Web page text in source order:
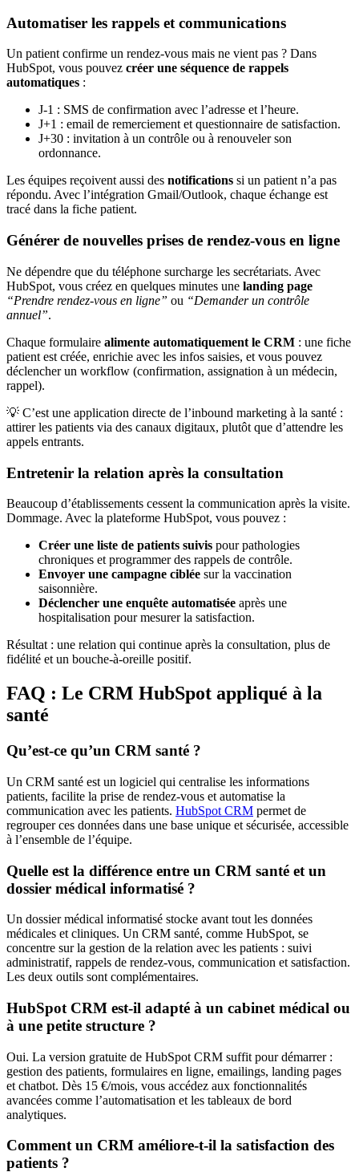
Automatiser les rappels et communications
Un patient confirme un rendez-vous mais ne vient pas ? Dans
HubSpot, vous pouvez créer une séquence de rappels
automatiques :
J-1 : SMS de confirmation avec l’adresse et l’heure.
J+1 : email de remerciement et questionnaire de satisfaction.
J+30 : invitation à un contrôle ou à renouveler son
ordonnance.
Les équipes reçoivent aussi des notifications si un patient n’a pas
répondu. Avec l’intégration Gmail/Outlook, chaque échange est
tracé dans la fiche patient.
Générer de nouvelles prises de rendez-vous en ligne
Ne dépendre que du téléphone surcharge les secrétariats. Avec
HubSpot, vous créez en quelques minutes une landing page
“Prendre rendez-vous en ligne” ou “Demander un contrôle
annuel”.
Chaque formulaire alimente automatiquement le CRM : une fiche
patient est créée, enrichie avec les infos saisies, et vous pouvez
déclencher un workflow (confirmation, assignation à un médecin,
rappel).
💡 C’est une application directe de l’inbound marketing à la santé :
attirer les patients via des canaux digitaux, plutôt que d’attendre les
appels entrants.
Entretenir la relation après la consultation
Beaucoup d’établissements cessent la communication après la visite.
Dommage. Avec la plateforme HubSpot, vous pouvez :
Créer une liste de patients suivis pour pathologies
chroniques et programmer des rappels de contrôle.
Envoyer une campagne ciblée sur la vaccination
saisonnière.
Déclencher une enquête automatisée après une
hospitalisation pour mesurer la satisfaction.
Résultat : une relation qui continue après la consultation, plus de
fidélité et un bouche-à-oreille positif.
FAQ : Le CRM HubSpot appliqué à la
santé
Qu’est-ce qu’un CRM santé ?
Un CRM santé est un logiciel qui centralise les informations
patients, facilite la prise de rendez-vous et automatise la
communication avec les patients. HubSpot CRM permet de
regrouper ces données dans une base unique et sécurisée, accessible
à l’ensemble de l’équipe.
Quelle est la différence entre un CRM santé et un
dossier médical informatisé ?
Un dossier médical informatisé stocke avant tout les données
médicales et cliniques. Un CRM santé, comme HubSpot, se
concentre sur la gestion de la relation avec les patients : suivi
administratif, rappels de rendez-vous, communication et satisfaction.
Les deux outils sont complémentaires.
HubSpot CRM est-il adapté à un cabinet médical ou
à une petite structure ?
Oui. La version gratuite de HubSpot CRM suffit pour démarrer :
gestion des patients, formulaires en ligne, emailings, landing pages
et chatbot. Dès 15 €/mois, vous accédez aux fonctionnalités
avancées comme l’automatisation et les tableaux de bord
analytiques.
Comment un CRM améliore-t-il la satisfaction des
patients ?